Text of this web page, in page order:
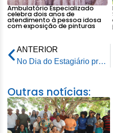
Ambulatório Especializado
celebra dois anos de
atendimento à pessoa idosa
com exposição de pinturas
ANTERIOR
No Dia do Estagiário prefeitura oferece almoço de confraternização
Outras notícias: